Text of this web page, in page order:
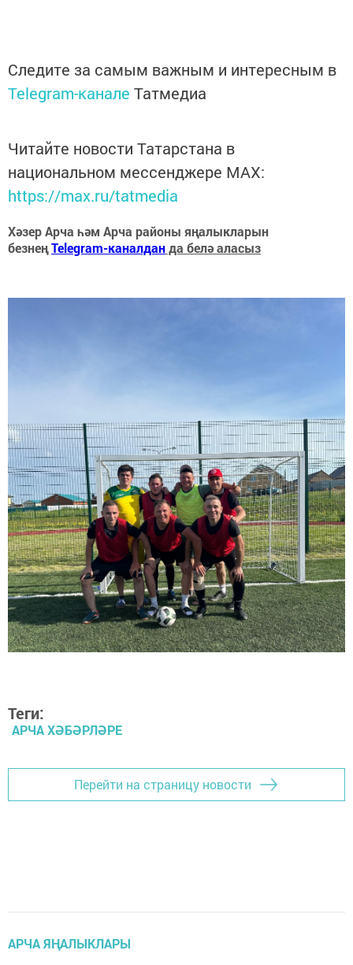
Следите за самым важным и интересным в
Telegram-канале Татмедиа
Читайте новости Татарстана в
национальном мессенджере MАХ:
https://max.ru/tatmedia
Хәзер Арча һәм Арча районы яңалыкларын
безнеңTelegram-каналданда белә аласыз
Теги:
АРЧА ХӘБӘРЛӘРЕ
Перейти на страницу новости
АРЧА ЯҢАЛЫКЛАРЫ